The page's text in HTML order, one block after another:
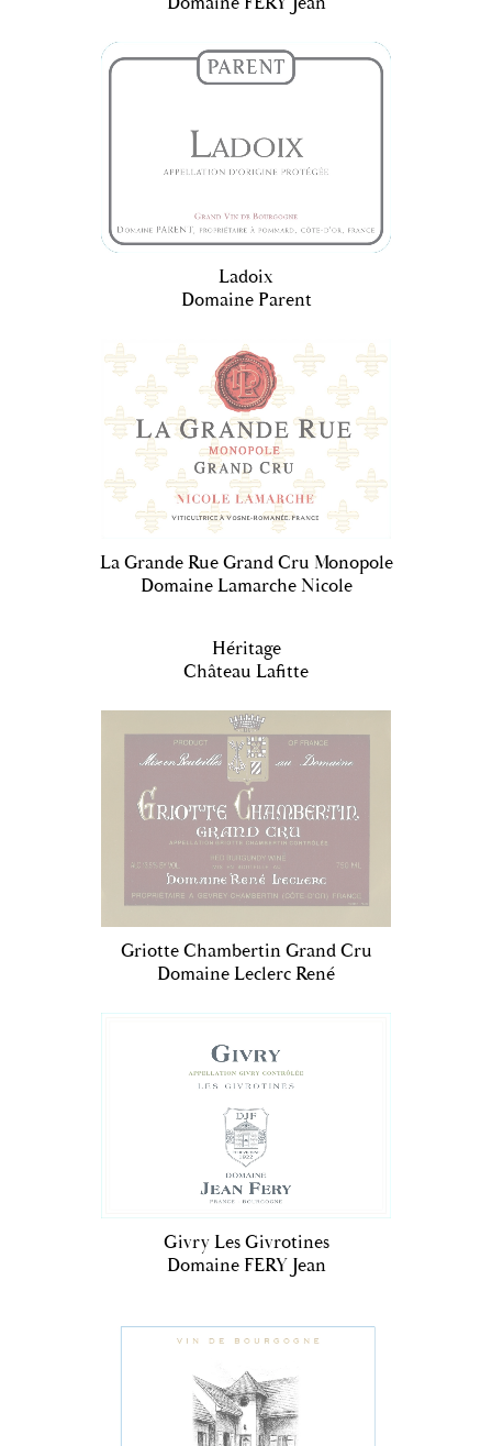
Ladoix
Domaine Parent
La Grande Rue Grand Cru Monopole
Domaine Lamarche Nicole
Héritage
Château Lafitte
Griotte Chambertin Grand Cru
Domaine Leclerc René
Givry Les Givrotines
Domaine FERY Jean